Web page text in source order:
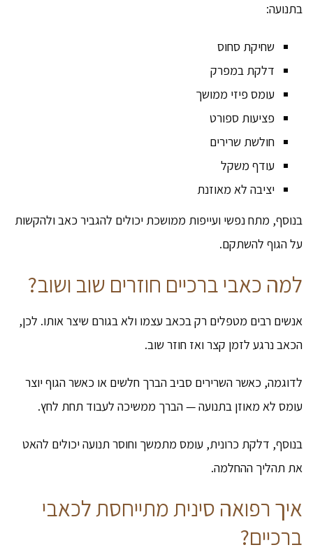
בתנועה:
שחיקת סחוס
דלקת במפרק
עומס פיזי ממושך
פציעות ספורט
חולשת שרירים
עודף משקל
יציבה לא מאוזנת
בנוסף, מתח נפשי ועייפות ממושכת יכולים להגביר כאב ולהקשות
על הגוף להשתקם.
למה כאבי ברכיים חוזרים שוב ושוב?
אנשים רבים מטפלים רק בכאב עצמו ולא בגורם שיצר אותו. לכן,
הכאב נרגע לזמן קצר ואז חוזר שוב.
לדוגמה, כאשר השרירים סביב הברך חלשים או כאשר הגוף יוצר
עומס לא מאוזן בתנועה — הברך ממשיכה לעבוד תחת לחץ.
בנוסף, דלקת כרונית, עומס מתמשך וחוסר תנועה יכולים להאט
את תהליך ההחלמה.
איךרפואה סינית מתייחסת לכאבי
ברכיים?